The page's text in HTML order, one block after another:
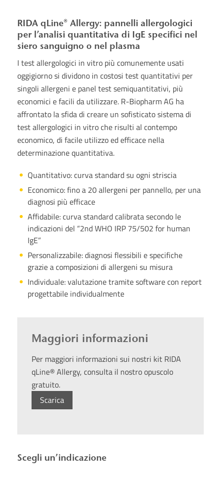
RIDA qLine® Allergy: pannelli allergologici
per l’analisi quantitativa di IgE specifici nel
siero sanguigno o nel plasma
I test allergologici in vitro più comunemente usati
oggigiorno si dividono in costosi test quantitativi per
singoli allergeni e panel test semiquantitativi, più
economici e facili da utilizzare. R-Biopharm AG ha
affrontato la sfida di creare un sofisticato sistema di
test allergologici in vitro che risulti al contempo
economico, di facile utilizzo ed efficace nella
determinazione quantitativa.
Quantitativo: curva standard su ogni striscia
Economico: fino a 20 allergeni per pannello, per una
diagnosi più efficace
Affidabile: curva standard calibrata secondo le
indicazioni del “2nd WHO IRP 75/502 for human
IgE”
Personalizzabile: diagnosi flessibili e specifiche
grazie a composizioni di allergeni su misura
Individuale: valutazione tramite software con report
progettabile individualmente
Maggiori informazioni
Per maggiori informazioni sui nostri kit RIDA
qLine® Allergy, consulta il nostro opuscolo
gratuito.
Scarica
Scegli un’indicazione